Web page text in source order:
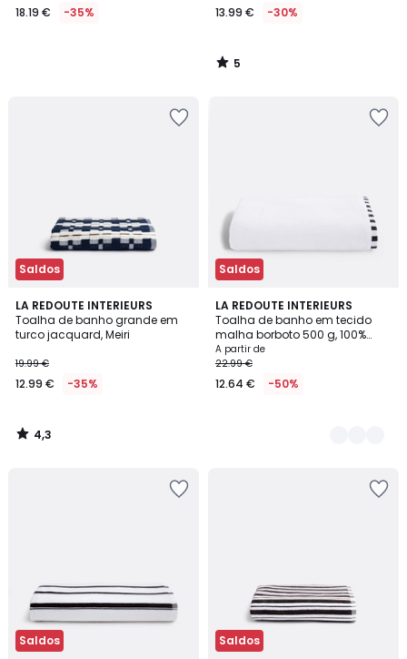
18.19 € -35% 13.99 € -30%
5
/
Saldos
LA REDOUTE INTERIEURS
Toalha de banho grande em
turco jacquard, Meiri
19.99 €
12.99 € -35%
4,3
/ 5
4,3
/
Saldos
LA REDOUTE INTERIEURS
Toalha de banho em tecido
malha borboto 500 g, 100%
algodão reciclado, TIZNIT
A partir de
22.99 €
12.64 € -50%
3
Cores
Saldos Saldos